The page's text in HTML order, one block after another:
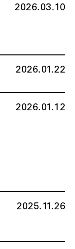
2026.03.10
2026.01.22
2026.01.12
2025.11.26